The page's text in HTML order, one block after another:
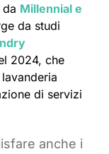
Millennial e
da studi
2024, che
di servizi
anche i